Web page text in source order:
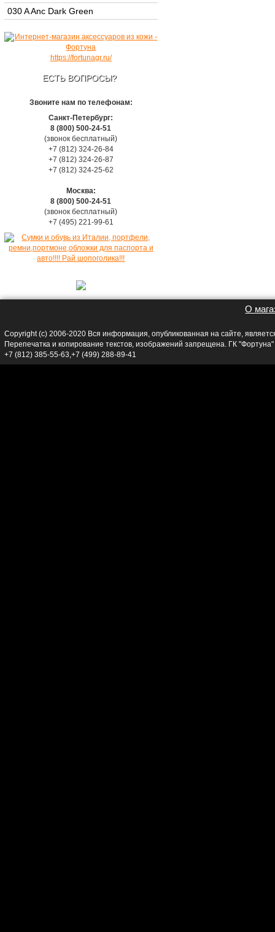
030 A Anc Dark Green
https://fortunagr.ru/
ЕСТЬ ВОПРОСЫ?
Звоните нам по телефонам:
Санкт-Петербург:
8 (800) 500-24-51
(звонок бесплатный)
+7 (812) 324-26-84
+7 (812) 324-26-87
+7 (812) 324-25-62
Москва:
8 (800) 500-24-51
(звонок бесплатный)
+7 (495) 221-99-61
О
Copyright (c) 2006-2020 Вся информация, опубликованная на сайте,
Перепечатка и копирование текстов, изображений запрещена. ГК "Фортуна"
+7 (812) 385-55-63,+7 (499) 288-89-41